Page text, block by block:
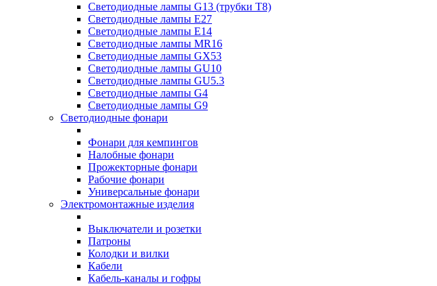
Светодиодные лампы G13 (трубки T8)
Светодиодные лампы Е27
Светодиодные лампы Е14
Светодиодные лампы MR16
Светодиодные лампы GX53
Светодиодные лампы GU10
Светодиодные лампы GU5.3
Светодиодные лампы G4
Светодиодные лампы G9
Светодиодные фонари
Фонари для кемпингов
Налобные фонари
Прожекторные фонари
Рабочие фонари
Универсальные фонари
Электромонтажные изделия
Выключатели и розетки
Патроны
Колодки и вилки
Кабели
Кабель-каналы и гофры